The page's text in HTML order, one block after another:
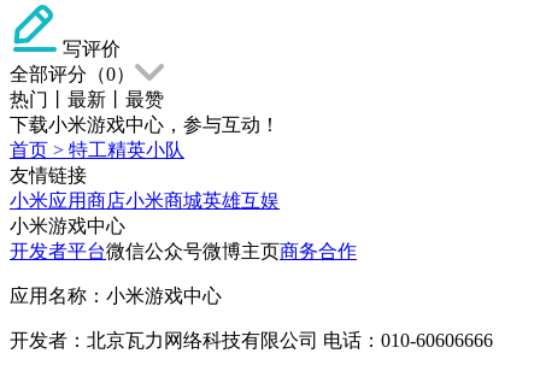
写评价
全部评分（0）
热门
最新
最赞
下载小米游戏中心，参与互动！
首页 > 特工精英小队
友情链接
小米应用商店小米商城英雄互娱
小米游戏中心
开发者平台微信公众号微博主页商务合作
应用名称：小米游戏中心
开发者：北京瓦力网络科技有限公司 电话：010-60606666